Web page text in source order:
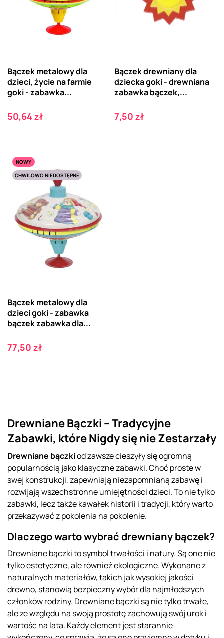
Bączek metalowy dla
dzieci, życie na farmie
goki - zabawka...
Cena
50,64 zł
Bączek drewniany dla
dziecka goki - drewniana
zabawka bączek,...
Cena
7,50 zł
NOWY
CHWILOWO NIEDOSTĘPNE
Bączek metalowy dla
dzieci goki - zabawka
bączek zabawka dla...
Cena
77,50 zł
Drewniane Bączki – Tradycyjne
Zabawki, które Nigdy się nie Zestarzały
Drewniane bączkiod zawsze cieszyły się ogromną
popularnością jako klasyczne zabawki. Choć proste w
swej konstrukcji, zapewniają niezapomnianą zabawę i
rozwijają wszechstronne umiejętności dzieci. To nie tylko
zabawki, lecz także kawałek historii i tradycji, który warto
przekazywać z pokolenia na pokolenie.
Dlaczego warto wybrać drewniany bączek?
Drewniane bączki to symbol trwałości i natury. Są one nie
tylko estetyczne, ale również ekologiczne. Wykonane z
naturalnych materiałów, takich jak wysokiej jakości
drewno, stanowią bezpieczny wybór dla najmłodszych
członków rodziny. Drewniane bączki są nie tylko trwałe,
ale ze względu na swoją prostotę zachowują swój urok i
wartość na lata. Każdy element jest starannie